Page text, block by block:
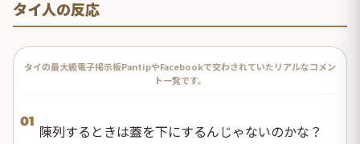
タイ人の反応
タイの最大級電子掲示板PantipやFacebookで交わされていたリアルなコメン
ト一覧です。
01
陳列するときは蓋を下にするんじゃないのかな？